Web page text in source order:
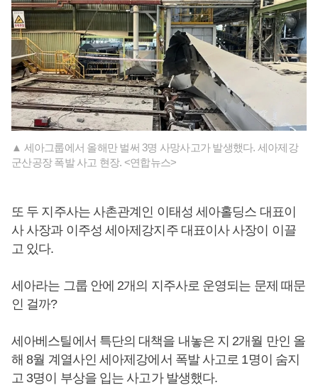
▲ 세아그룹에서 올해만 벌써 3명 사망사고가 발생했다. 세아제강
군산공장 폭발 사고 현장. <연합뉴스>
또 두 지주사는 사촌관계인 이태성 세아홀딩스 대표이
사 사장과 이주성 세아제강지주 대표이사 사장이 이끌
고 있다.
세아라는 그룹 안에 2개의 지주사로 운영되는 문제 때문
인 걸까?
세아베스틸에서 특단의 대책을 내놓은 지 2개월 만인 올
해 8월 계열사인 세아제강에서 폭발 사고로 1명이 숨지
고 3명이 부상을 입는 사고가 발생했다.